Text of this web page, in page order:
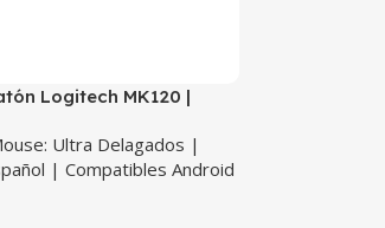
Logitech MK120 |
Óptico de 1000 DPI
Ultra Delagados |
| Compatibles Android